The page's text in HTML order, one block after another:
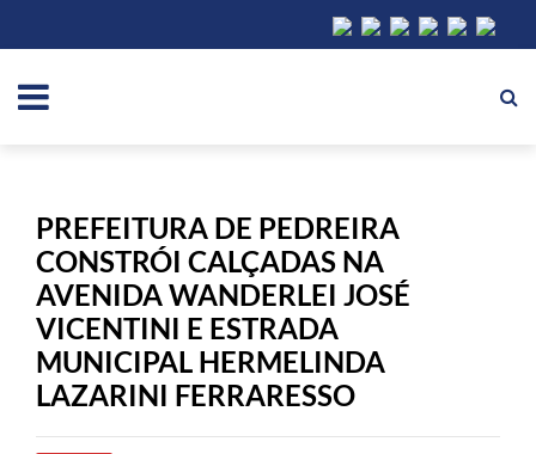
PREFEITURA DE PEDREIRA
CONSTRÓI CALÇADAS NA
AVENIDA WANDERLEI JOSÉ
VICENTINI E ESTRADA
MUNICIPAL HERMELINDA
LAZARINI FERRARESSO